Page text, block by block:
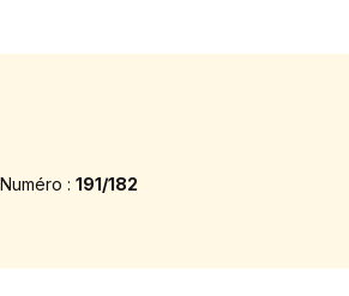
Numéro : 191/182